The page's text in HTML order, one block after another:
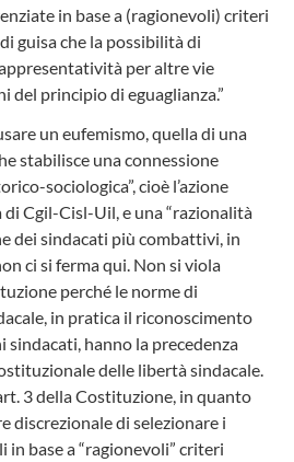
in base a (ragionevoli) criteri
guisa che la possibilità di
per altre vie
del principio di eguaglianza.”
un eufemismo, quella di una
stabilisce una connessione
sociologica”, cioè l’azione
Cgil-Cisl-Uil, e una “razionalità
dei sindacati più combattivi, in
ci si ferma qui. Non si viola
perché le norme di
in pratica il riconoscimento
sindacati, hanno la precedenza
delle libertà sindacale.
3 della Costituzione, in quanto
discrezionale di selezionare i
base a “ragionevoli” criteri